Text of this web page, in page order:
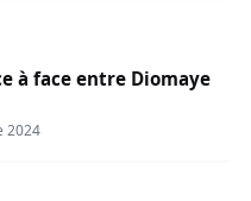
à face entre Diomaye
2024